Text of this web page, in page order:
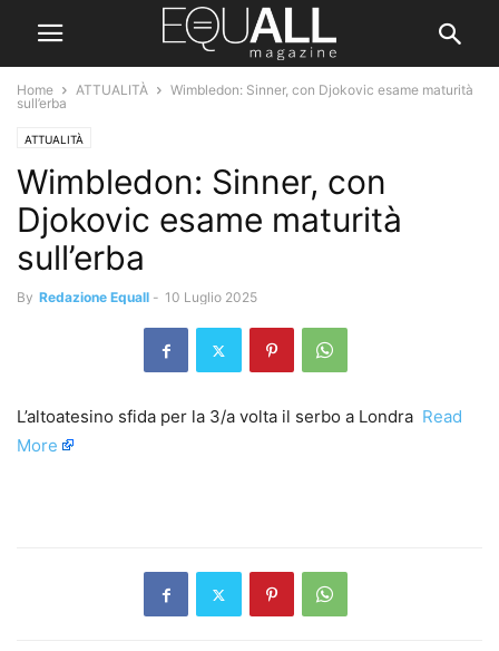
Home ATTUALITÀ
Wimbledon: Sinner, con Djokovic esame maturità
sull’erba
ATTUALITÀ
Wimbledon: Sinner, con
Djokovic esame maturità
sull’erba
By Redazione Equall - 10 Luglio 2025
L’altoatesino sfida per la 3/a volta il serbo a Londra ​ Read
More